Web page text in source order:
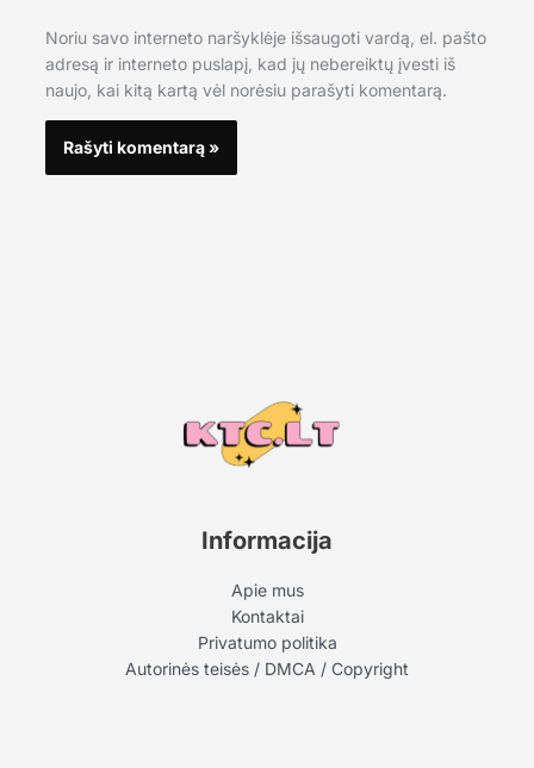
Noriu savo interneto naršyklėje išsaugoti vardą, el. pašto
adresą ir interneto puslapį, kad jų nebereiktų įvesti iš
naujo, kai kitą kartą vėl norėsiu parašyti komentarą.
Informacija
Apie mus
Kontaktai
Privatumo politika
Autorinės teisės / DMCA / Copyright